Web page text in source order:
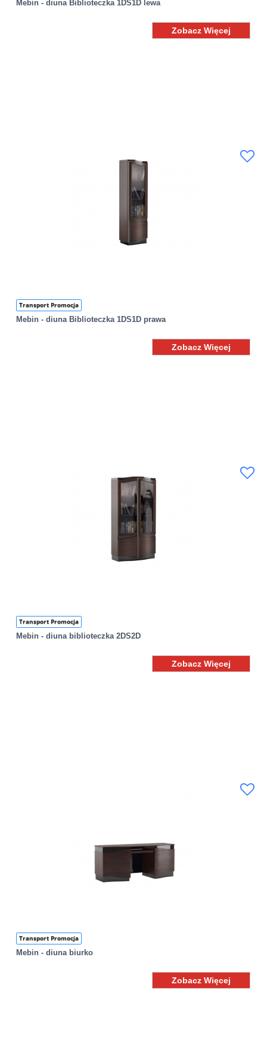
Mebin - diuna Biblioteczka 1DS1D lewa
Zobacz Więcej
Transport Promocja
Mebin - diuna Biblioteczka 1DS1D prawa
Zobacz Więcej
Transport Promocja
Mebin - diuna biblioteczka 2DS2D
Zobacz Więcej
Transport Promocja
Mebin - diuna biurko
Zobacz Więcej